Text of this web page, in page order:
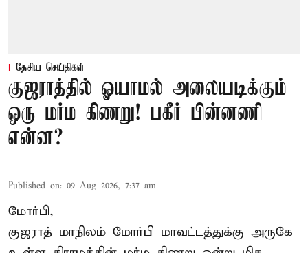
தேசிய செய்திகள்
குஜராத்தில் ஓயாமல் அலையடிக்கும்
ஒரு மர்ம கிணறு! பகீர் பின்னணி
என்ன?
Published on: 09 Aug 2026, 7:37 am
மோர்பி,
குஜராத் மாநிலம் மோர்பி மாவட்டத்துக்கு அருகே